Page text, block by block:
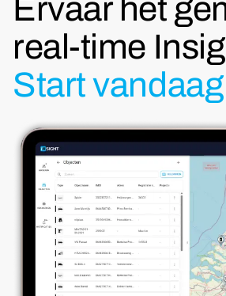
Ervaar het
real-time
Start